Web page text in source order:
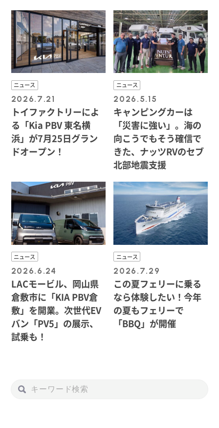
ニュース
2026.7.21
トイファクトリーによ
る「Kia PBV 東名横
浜」が7月25日グラン
ドオープン！
ニュース
2026.5.15
キャンピングカーは
「災害に強い」。海の
向こうでもそう確信で
きた、ナッツRVのセブ
北部地震支援
ニュース
2026.6.24
LACモービル、岡山県
倉敷市に「KIA PBV倉
敷」を開業。次世代EV
バン「PV5」の展示、
試乗も！
ニュース
2026.7.29
この夏フェリーに乗る
なら体験したい！今年
の夏もフェリーで
「BBQ」が開催